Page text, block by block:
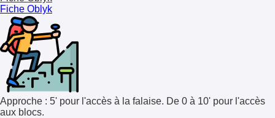
Fiche Oblyk
Approche : 5' pour l'accès à la falaise. De 0 à 10' pour l'accès
aux blocs.